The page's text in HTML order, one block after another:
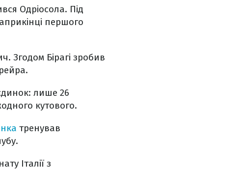
Одріосола. Під
першого
Згодом Бірагі зробив
лише 26
кутового.
тренував
Італії з